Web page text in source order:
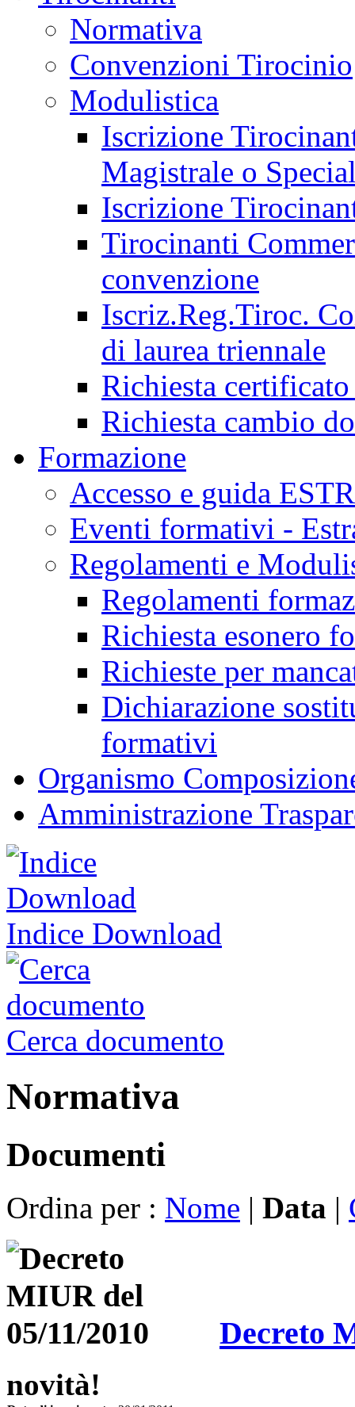
Normativa
Convenzioni Tirocinio
Modulistica
Iscrizione
Magistrale o
Iscrizione
Tirocinanti
convenzione
Iscriz.Reg.Tiroc.
di laurea triennale
Richiesta
Richiesta cambio
Formazione
Accesso e guida
Eventi formativi -
Regolamenti e
Regolamenti
Richiesta esonero
Richieste per
Dichiarazione
formativi
Organismo
Amministrazione
Indice Download
Cerca documento
Normativa
Documenti
Ordina per : Nome | Data |
Decreto
novità!